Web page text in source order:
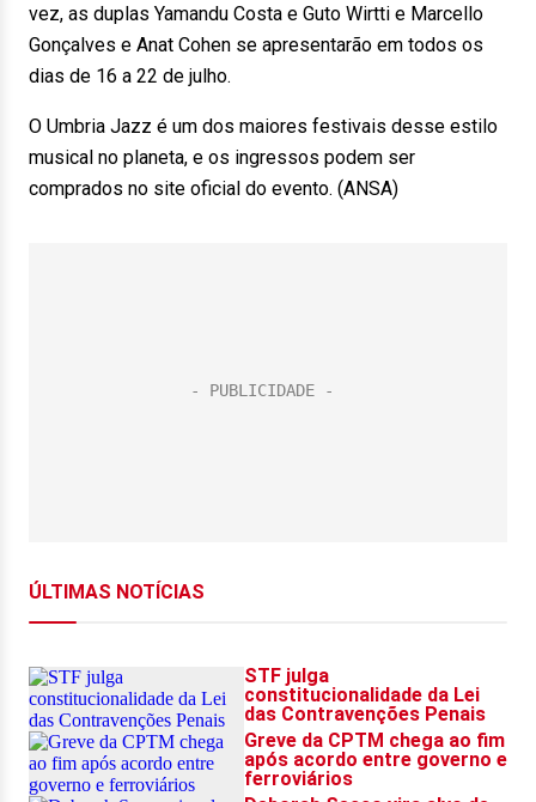
vez, as duplas Yamandu Costa e Guto Wirtti e Marcello
Gonçalves e Anat Cohen se apresentarão em todos os
dias de 16 a 22 de julho.
O Umbria Jazz é um dos maiores festivais desse estilo
musical no planeta, e os ingressos podem ser
comprados no site oficial do evento. (ANSA)